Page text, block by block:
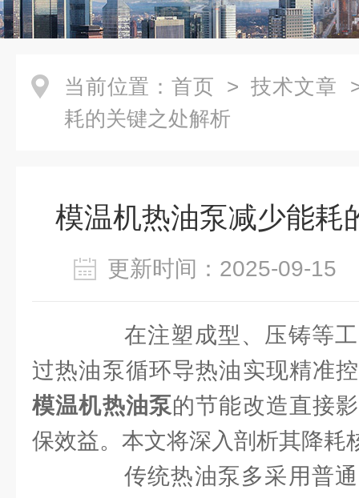
当前位置： 首页 > 技术文章
耗的关键之处解析
模温机热油泵减少能耗
更新时间：2025-09-
在注塑成型、压铸等工
过热油泵循环导热油实现精准
模温机热油泵的节能改造直接
保效益。本文将深入剖析其降耗
传统热油泵多采用普通